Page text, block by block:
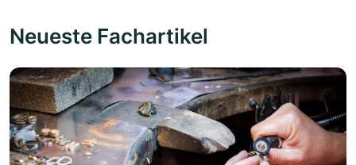
Neueste Fachartikel